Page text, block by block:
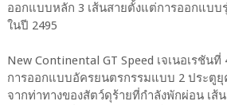
ออกแบบหลัก 3 เส้นสายตั้งแต่การออกแบบ
ในปี 2495
New Continental GT Speed เจเนอเรชัน
การออกแบบอัครยนตรกรรมแบบ 2 ประตูยุ
จากท่าทางของสัตว์ดุร้ายที่กำลังพักผ่อน เส้